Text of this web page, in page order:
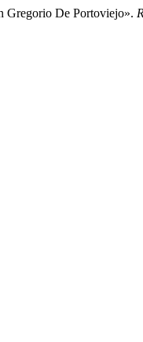
Gregorio De Portoviejo».